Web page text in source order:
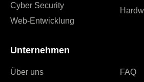
Cyber Security
Web-Entwicklung
Unternehmen
Über uns
FAQ